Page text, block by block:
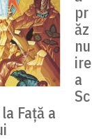
pr
ăz
nu
ire
a
Sc
Față a